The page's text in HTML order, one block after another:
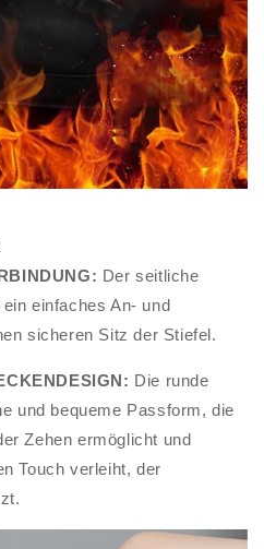
Der seitliche
einfaches An- und
sicheren Sitz der Stiefel.
Die runde
und bequeme Passform, die
Zehen ermöglicht und
Touch verleiht, der